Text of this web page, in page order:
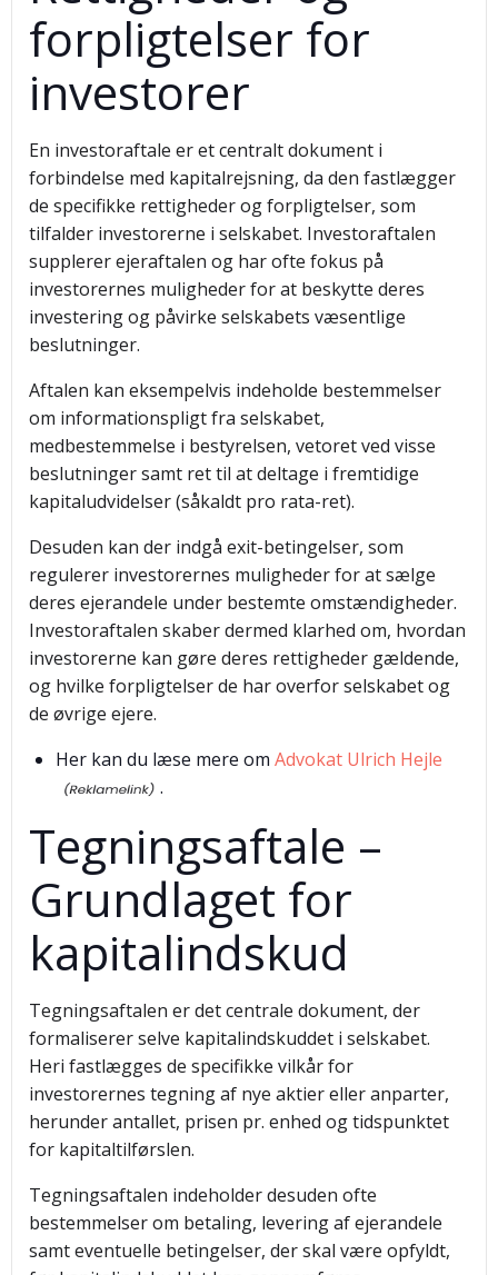
forpligtelser for
investorer
En investoraftale er et centralt dokument i
forbindelse med kapitalrejsning, da den fastlægger
de specifikke rettigheder og forpligtelser, som
tilfalder investorerne i selskabet. Investoraftalen
supplerer ejeraftalen og har ofte fokus på
investorernes muligheder for at beskytte deres
investering og påvirke selskabets væsentlige
beslutninger.
Aftalen kan eksempelvis indeholde bestemmelser
om informationspligt fra selskabet,
medbestemmelse i bestyrelsen, vetoret ved visse
beslutninger samt ret til at deltage i fremtidige
kapitaludvidelser (såkaldt pro rata-ret).
Desuden kan der indgå exit-betingelser, som
regulerer investorernes muligheder for at sælge
deres ejerandele under bestemte omstændigheder.
Investoraftalen skaber dermed klarhed om, hvordan
investorerne kan gøre deres rettigheder gældende,
og hvilke forpligtelser de har overfor selskabet og
de øvrige ejere.
Her kan du læse mere om Advokat Ulrich Hejle
.
Tegningsaftale –
Grundlaget for
kapitalindskud
Tegningsaftalen er det centrale dokument, der
formaliserer selve kapitalindskuddet i selskabet.
Heri fastlægges de specifikke vilkår for
investorernes tegning af nye aktier eller anparter,
herunder antallet, prisen pr. enhed og tidspunktet
for kapitaltilførslen.
Tegningsaftalen indeholder desuden ofte
bestemmelser om betaling, levering af ejerandele
samt eventuelle betingelser, der skal være opfyldt,